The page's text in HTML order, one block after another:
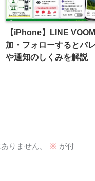
【iPhone】LINE
加・フォローするとバ
や通知のしくみを解説
りません。 ※ が付